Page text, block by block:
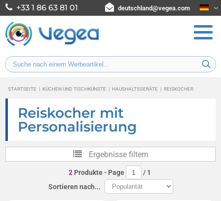
+33 1 86 63 81 01 deutschland@vegea.com
STARTSEITE | KÜCHEN UND TISCHKÜNSTE | HAUSHALTSGERÄTE | REISKOCHER
Reiskocher mit
Personalisierung
Ergebnisse filtern
2 Produkte - Page / 1
Sortieren nach...